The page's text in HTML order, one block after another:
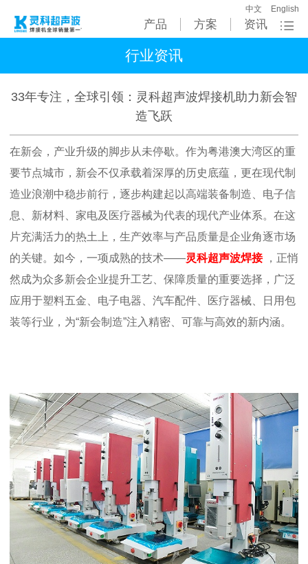
产品 方案 资讯
中文 English
行业资讯
33年专注，全球引领：灵科超声波焊接机助力新会智
造飞跃
在新会，产业升级的脚步从未停歇。作为粤港澳大湾区的重
要节点城市，新会不仅承载着深厚的历史底蕴，更在现代制
造业浪潮中稳步前行，逐步构建起以高端装备制造、电子信
息、新材料、家电及医疗器械为代表的现代产业体系。在这
片充满活力的热土上，生产效率与产品质量是企业角逐市场
的关键。如今，一项成熟的技术——灵科超声波焊接
，正悄
然成为众多新会企业提升工艺、保障质量的重要选择，广泛
应用于塑料五金、电子电器、汽车配件、医疗器械、日用包
装等行业，为“新会制造”注入精密、可靠与高效的新内涵。